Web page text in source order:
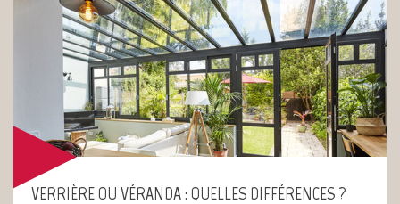
VERRIÈRE OU VÉRANDA : QUELLES DIFFÉRENCES ?